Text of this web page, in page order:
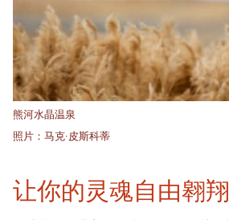
熊河水晶温泉
照片：马克·皮斯科蒂
让你的灵魂自由翱翔